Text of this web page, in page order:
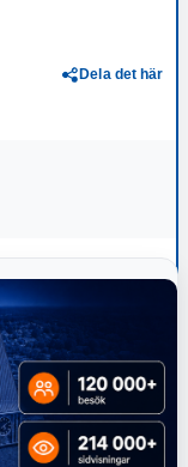
Dela det här